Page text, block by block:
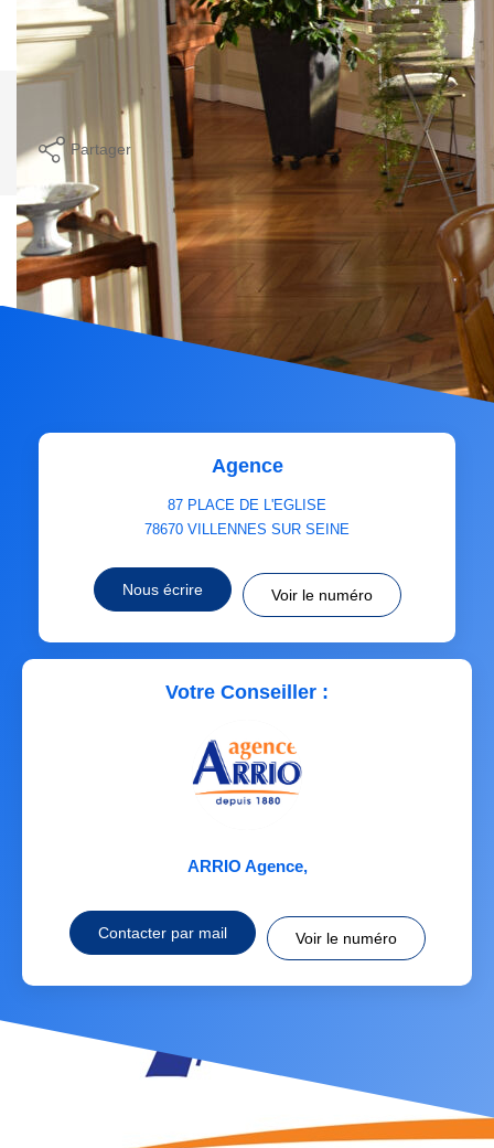
un usage standard entre 7220€ et 9820€. Pour la date de
référence 01/01/2022.
Imprimer
Partager Calculer mon budget
Ce bien est soumis à un diagnostic ERP (État
des Risques et Pollutions). Pour en savoir plus,
rendez-vous sur
https://www.georisques.gouv.fr/
Agence
87 PLACE DE L'EGLISE
78670 VILLENNES SUR SEINE
Nous écrire Voir le numéro
Votre Conseiller :
ARRIO Agence,
Contacter par mail Voir le numéro